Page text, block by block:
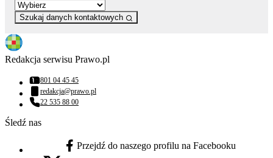
Szukaj danych kontaktowych
Redakcja serwisu Prawo.pl
Numer telefonu:
801 04 45 45
Adres email:
redakcja@prawo.pl
Numer telefonu:
22 535 88 00
Śledź nas
facebook - otwiera się w nowej karcie
Przejdź do naszego profilu na Facebooku